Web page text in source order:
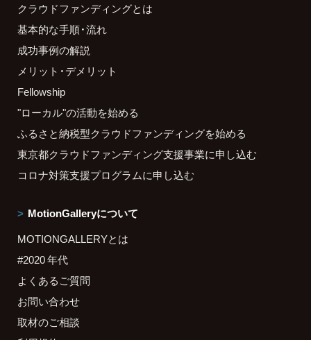
クラウドファンディングとは
基本的な手順・流れ
成功事例の解説
メリット・デメリット
Fellowship
"ローカル"の活動を始める
ふるさと納税型クラウドファンディングを始める
東京都クラウドファンディング支援事業に申し込む
コロナ対策支援プログラムに申し込む
MotionGalleryについて
MOTIONGALLERYとは
#2020 年代
よくあるご質問
お問い合わせ
取材のご相談